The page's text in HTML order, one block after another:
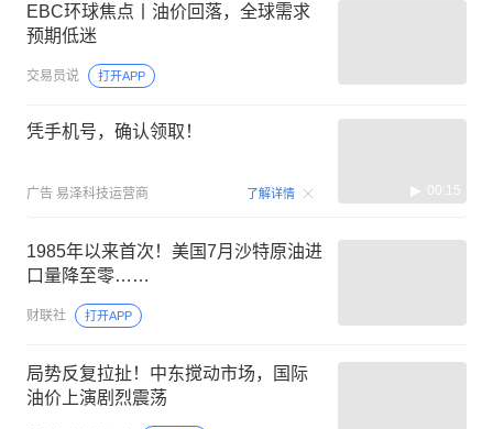
EBC环球焦点丨油价回落，全球需求
预期低迷
交易员说 打开APP
凭手机号，确认领取！
广告 易泽科技运营商 了解详情 00:15
1985年以来首次！美国7月沙特原油进
口量降至零……
财联社 打开APP
局势反复拉扯！中东搅动市场，国际
油价上演剧烈震荡